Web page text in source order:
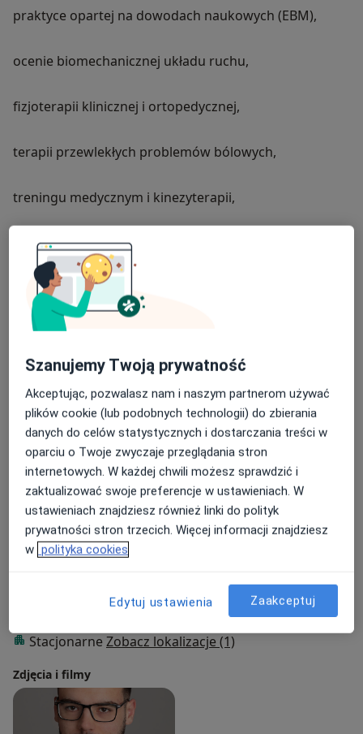
praktyce opartej na dowodach naukowych (EBM),
ocenie biomechanicznej układu ruchu,
fizjoterapii klinicznej i ortopedycznej,
terapii przewlekłych problemów bólowych,
treningu medycznym i kinezyterapii,
edukacji — prowadzeniu szkoleń i warsztatów.
więcejO mnie
Zakres porad
Fizjoterapia sportowa
Fizjoterapia stomatologiczna
Rehabilitacja medyczna
Pokaż więcej
Główne obszary pomocy
Bóle kręgosłupa Rwa kulszowa
Ból barku
Dyskopatia
Ból kolana +18 a11y_sr_more_diseases
Pacjenci których przyjmuję
Dorośli (Tylko pod niektórymi adresami)
Stacjonarne Zobacz lokalizacje (1)
Zdjęcia i filmy
Szanujemy Twoją prywatność
Akceptując, pozwalasz nam i naszym partnerom używać
plików cookie (lub podobnych technologii) do zbierania
danych do celów statystycznych i dostarczania treści w
oparciu o Twoje zwyczaje przeglądania stron
internetowych. W każdej chwili możesz sprawdzić i
zaktualizować swoje preferencje w ustawieniach. W
ustawieniach znajdziesz również linki do polityk
prywatności stron trzecich. Więcej informacji znajdziesz
w polityka cookies
Edytuj ustawienia Zaakceptuj